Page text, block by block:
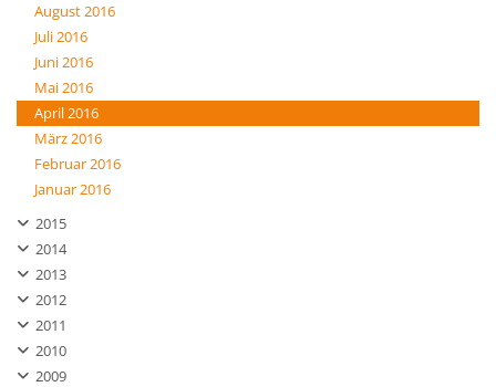
August 2016
Juli 2016
Juni 2016
Mai 2016
April 2016
März 2016
Februar 2016
Januar 2016
2015
2014
2013
2012
2011
2010
2009